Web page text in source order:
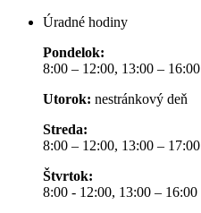
Úradné hodiny
Pondelok:
8:00 – 12:00, 13:00 – 16:00
Utorok: nestránkový deň
Streda:
8:00 – 12:00, 13:00 – 17:00
Štvrtok:
8:00 - 12:00, 13:00 – 16:00